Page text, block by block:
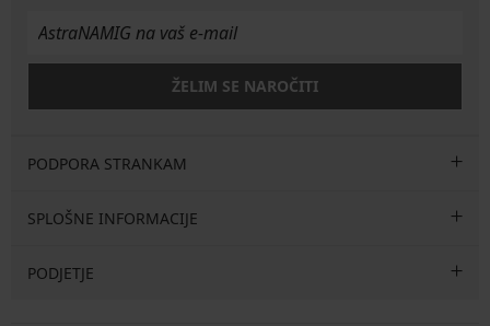
ŽELIM SE NAROČITI
PODPORA STRANKAM
SPLOŠNE INFORMACIJE
PODJETJE